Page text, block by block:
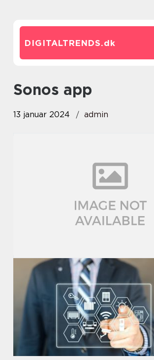
DIGITALTRENDS.dk
sonos app
13 januar 2024 admin